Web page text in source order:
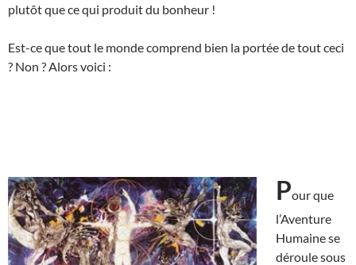
plutôt que ce qui produit du bonheur !
Est-ce que tout le monde comprend bien la portée de tout ceci
? Non ? Alors voici :
Pour que
l’Aventure
Humaine se
déroule sous